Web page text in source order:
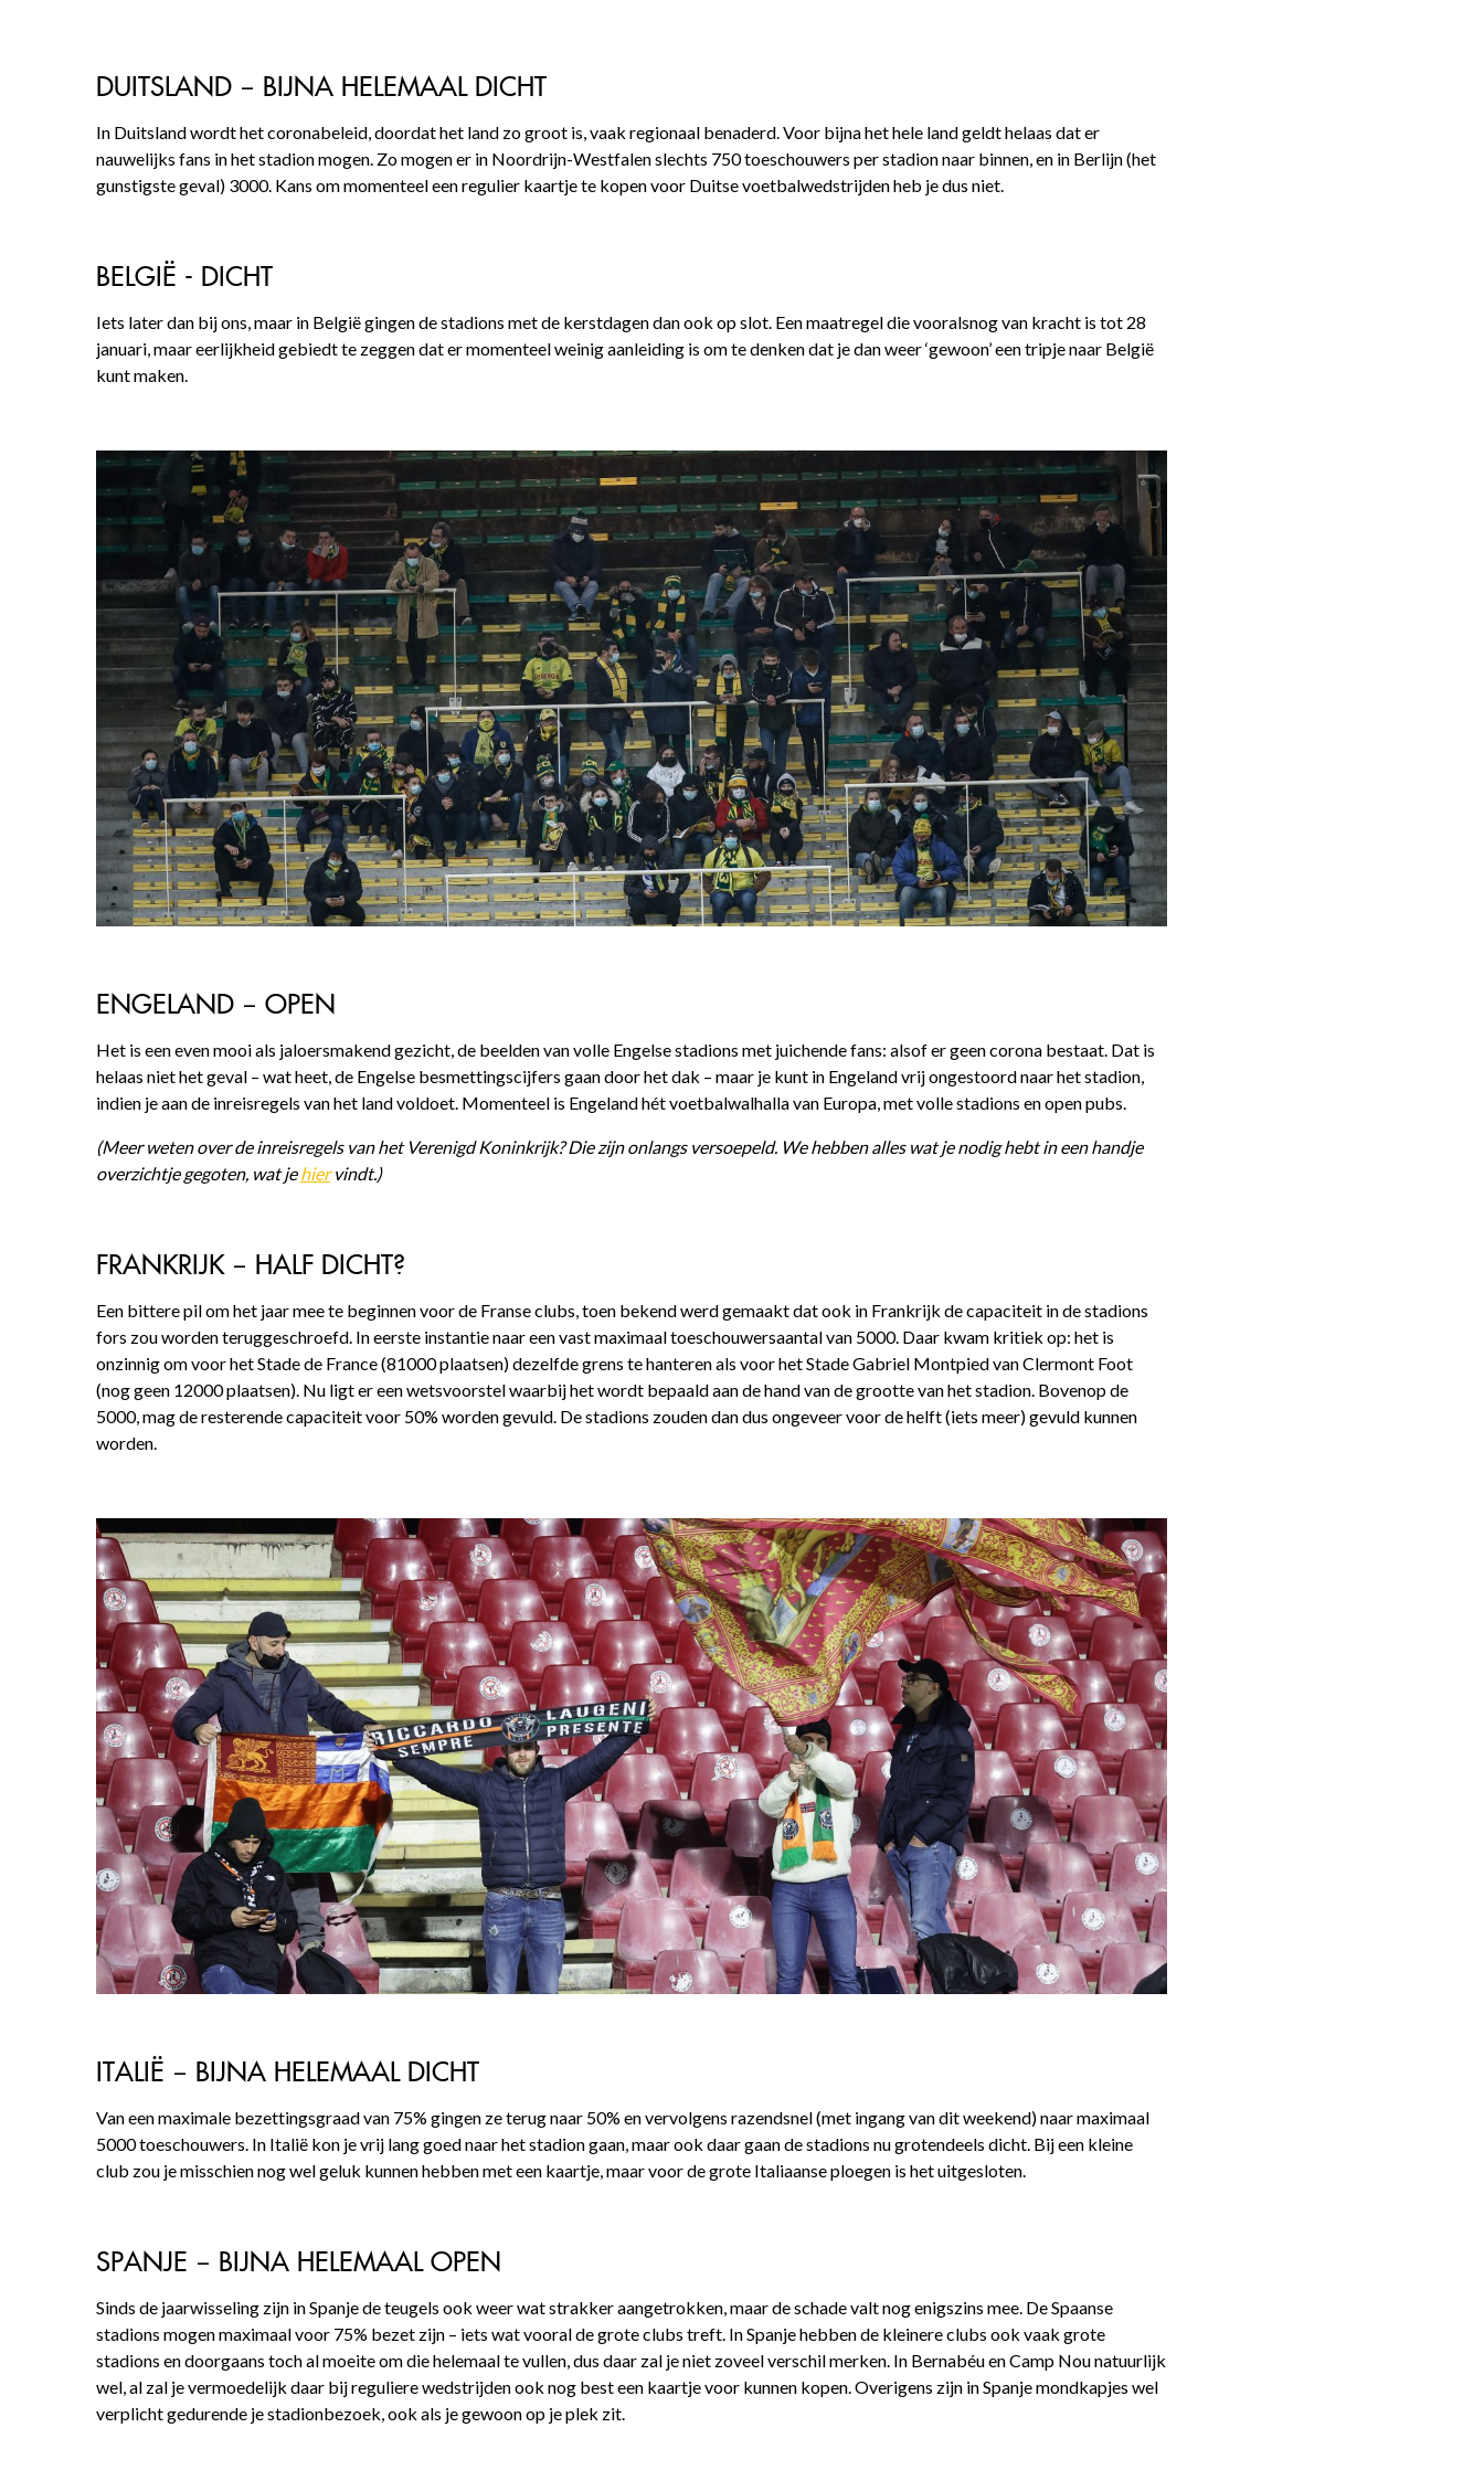
DUITSLAND – BIJNA HELEMAAL DICHT
In Duitsland wordt het coronabeleid, doordat het land zo groot is, vaak regionaal benaderd. Voor bijna het hele land geldt helaas dat er
nauwelijks fans in het stadion mogen. Zo mogen er in Noordrijn-Westfalen slechts 750 toeschouwers per stadion naar binnen, en in Berlijn (het
gunstigste geval) 3000. Kans om momenteel een regulier kaartje te kopen voor Duitse voetbalwedstrijden heb je dus niet.
BELGIË - DICHT
Iets later dan bij ons, maar in België gingen de stadions met de kerstdagen dan ook op slot. Een maatregel die vooralsnog van kracht is tot 28
januari, maar eerlijkheid gebiedt te zeggen dat er momenteel weinig aanleiding is om te denken dat je dan weer ‘gewoon’ een tripje naar België
kunt maken.
ENGELAND – OPEN
Het is een even mooi als jaloersmakend gezicht, de beelden van volle Engelse stadions met juichende fans: alsof er geen corona bestaat. Dat is
helaas niet het geval – wat heet, de Engelse besmettingscijfers gaan door het dak – maar je kunt in Engeland vrij ongestoord naar het stadion,
indien je aan de inreisregels van het land voldoet. Momenteel is Engeland hét voetbalwalhalla van Europa, met volle stadions en open pubs.
(Meer weten over de inreisregels van het Verenigd Koninkrijk? Die zijn onlangs versoepeld. We hebben alles wat je nodig hebt in een handje
overzichtje gegoten, wat jehiervindt.)
FRANKRIJK – HALF DICHT?
Een bittere pil om het jaar mee te beginnen voor de Franse clubs, toen bekend werd gemaakt dat ook in Frankrijk de capaciteit in de stadions
fors zou worden teruggeschroefd. In eerste instantie naar een vast maximaal toeschouwersaantal van 5000. Daar kwam kritiek op: het is
onzinnig om voor het Stade de France (81000 plaatsen) dezelfde grens te hanteren als voor het Stade Gabriel Montpied van Clermont Foot
(nog geen 12000 plaatsen). Nu ligt er een wetsvoorstel waarbij het wordt bepaald aan de hand van de grootte van het stadion. Bovenop de
5000, mag de resterende capaciteit voor 50% worden gevuld. De stadions zouden dan dus ongeveer voor de helft (iets meer) gevuld kunnen
worden.
ITALIË – BIJNA HELEMAAL DICHT
Van een maximale bezettingsgraad van 75% gingen ze terug naar 50% en vervolgens razendsnel (met ingang van dit weekend) naar maximaal
5000 toeschouwers. In Italië kon je vrij lang goed naar het stadion gaan, maar ook daar gaan de stadions nu grotendeels dicht. Bij een kleine
club zou je misschien nog wel geluk kunnen hebben met een kaartje, maar voor de grote Italiaanse ploegen is het uitgesloten.
SPANJE – BIJNA HELEMAAL OPEN
Sinds de jaarwisseling zijn in Spanje de teugels ook weer wat strakker aangetrokken, maar de schade valt nog enigszins mee. De Spaanse
stadions mogen maximaal voor 75% bezet zijn – iets wat vooral de grote clubs treft. In Spanje hebben de kleinere clubs ook vaak grote
stadions en doorgaans toch al moeite om die helemaal te vullen, dus daar zal je niet zoveel verschil merken. In Bernabéu en Camp Nou natuurlijk
wel, al zal je vermoedelijk daar bij reguliere wedstrijden ook nog best een kaartje voor kunnen kopen. Overigens zijn in Spanje mondkapjes wel
verplicht gedurende je stadionbezoek, ook als je gewoon op je plek zit.